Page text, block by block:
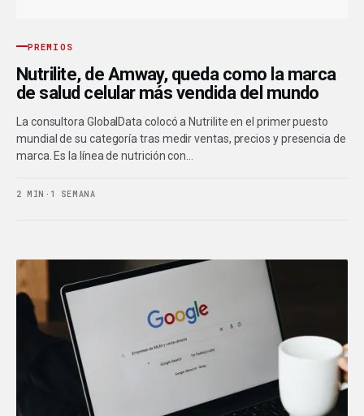
PREMIOS
Nutrilite, de Amway, queda como la marca
de salud celular más vendida del mundo
La consultora GlobalData colocó a Nutrilite en el primer puesto
mundial de su categoría tras medir ventas, precios y presencia de
marca. Es la línea de nutrición con…
2 MIN · 1 SEMANA